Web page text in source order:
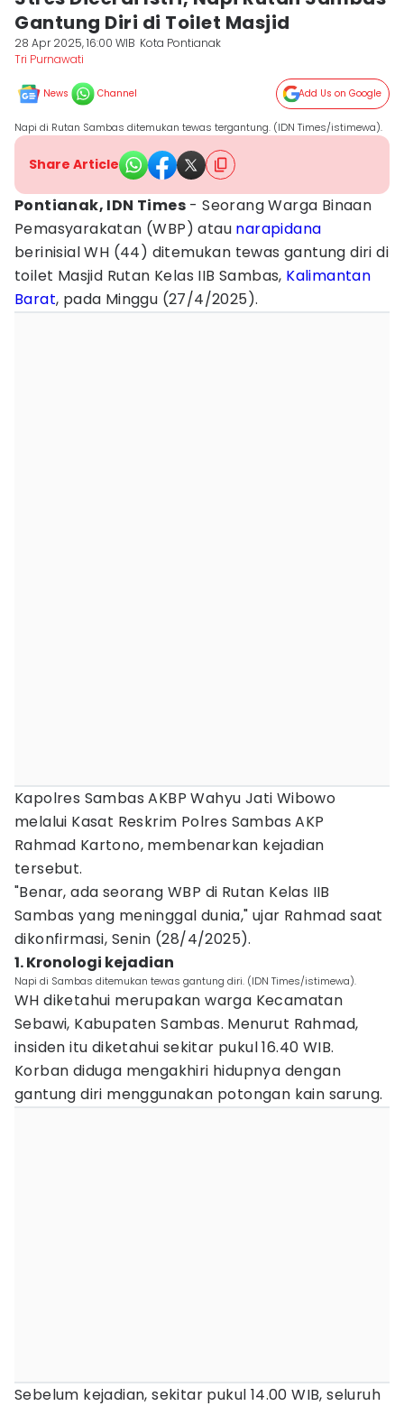
Gantung Diri di Toilet Masjid
28 Apr 2025, 16:00 WIB Kota Pontianak
Tri Purnawati
News Channel Add Us on Google
Napi di Rutan Sambas ditemukan tewas tergantung. (IDN Times/istimewa).
Share Article
Pontianak, IDN Times - Seorang Warga Binaan
Pemasyarakatan (WBP) atau narapidana
berinisial WH (44) ditemukan tewas gantung diri di
toilet Masjid Rutan Kelas IIB Sambas, Kalimantan
Barat, pada Minggu (27/4/2025).
Kapolres Sambas AKBP Wahyu Jati Wibowo
melalui Kasat Reskrim Polres Sambas AKP
Rahmad Kartono, membenarkan kejadian
tersebut.
"Benar, ada seorang WBP di Rutan Kelas IIB
Sambas yang meninggal dunia," ujar Rahmad saat
dikonfirmasi, Senin (28/4/2025).
1. Kronologi kejadian
Napi di Sambas ditemukan tewas gantung diri. (IDN Times/istimewa).
WH diketahui merupakan warga Kecamatan
Sebawi, Kabupaten Sambas. Menurut Rahmad,
insiden itu diketahui sekitar pukul 16.40 WIB.
Korban diduga mengakhiri hidupnya dengan
gantung diri menggunakan potongan kain sarung.
Sebelum kejadian, sekitar pukul 14.00 WIB, seluruh